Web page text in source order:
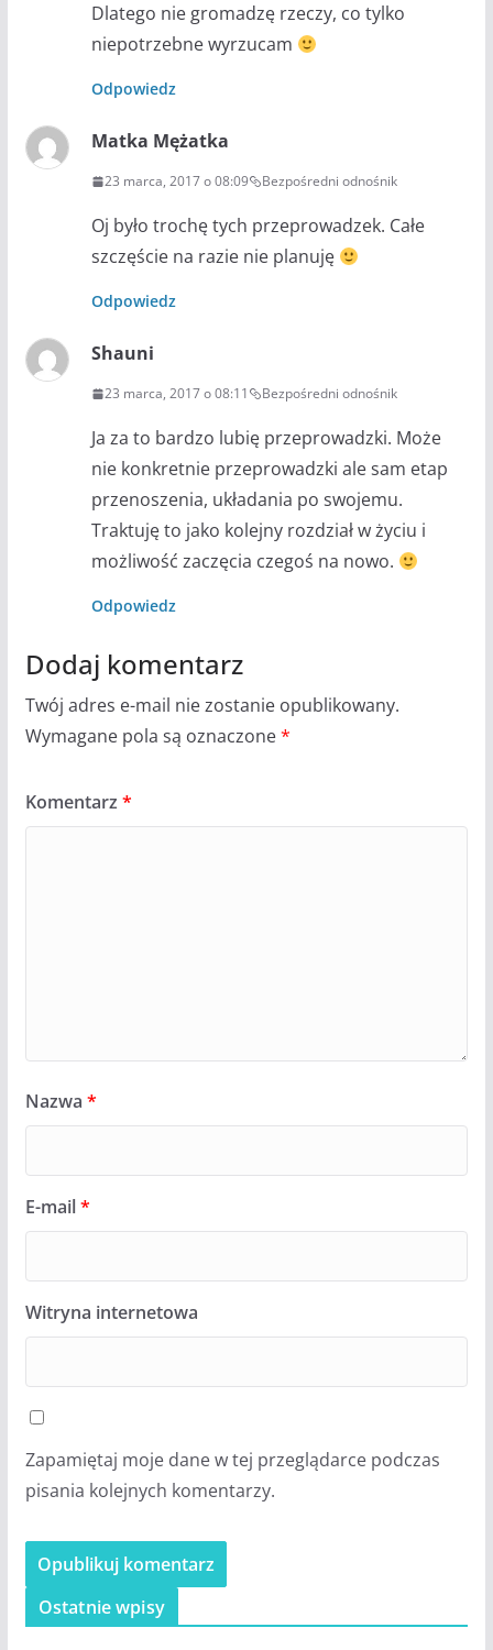
Dlatego nie gromadzę rzeczy, co tylko
niepotrzebne wyrzucam
Odpowiedz
Matka Mężatka
23 marca, 2017 o 08:09 Bezpośredni odnośnik
Oj było trochę tych przeprowadzek. Całe
szczęście na razie nie planuję
Odpowiedz
Shauni
23 marca, 2017 o 08:11 Bezpośredni odnośnik
Ja za to bardzo lubię przeprowadzki. Może
nie konkretnie przeprowadzki ale sam etap
przenoszenia, układania po swojemu.
Traktuję to jako kolejny rozdział w życiu i
możliwość zaczęcia czegoś na nowo.
Odpowiedz
Dodaj komentarz
Twój adres e-mail nie zostanie opublikowany.
Wymagane pola są oznaczone*
Komentarz *
Nazwa *
E-mail*
Witryna internetowa
Zapamiętaj moje dane w tej przeglądarce podczas
pisania kolejnych komentarzy.
Ostatnie wpisy